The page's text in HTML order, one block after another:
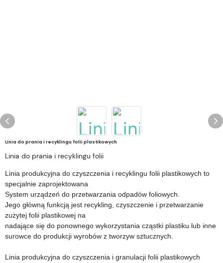
Linia do prania i recyklingu folii plastikowych
Linia do prania i recyklingu folii
Linia produkcyjna do czyszczenia i recyklingu folii plastikowych to
specjalnie zaprojektowana
System urządzeń do przetwarzania odpadów foliowych.
Jego główną funkcją jest recykling, czyszczenie i przetwarzanie
zużytej folii plastikowej na
nadające się do ponownego wykorzystania cząstki plastiku lub inne
surowce do produkcji wyrobów z tworzyw sztucznych.
Linia produkcyjna do czyszczenia i granulacji folii plastikowych